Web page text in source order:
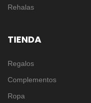
Rehalas
TIENDA
Regalos
Complementos
Ropa